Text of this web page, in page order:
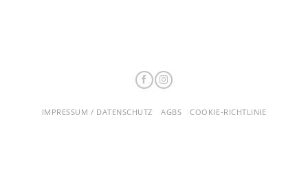
IMPRESSUM / DATENSCHUTZ AGBS COOKIE-RICHTLINIE